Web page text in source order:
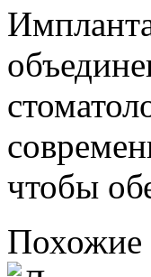
чтобы
Похожие